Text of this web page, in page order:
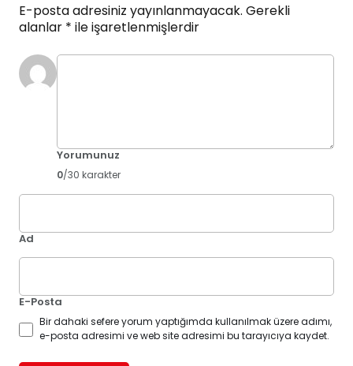
E-posta adresiniz yayınlanmayacak. Gerekli
alanlar * ile işaretlenmişlerdir
Yorumunuz
0/30 karakter
Ad
E-Posta
Bir dahaki sefere yorum yaptığımda kullanılmak üzere adımı,
e-posta adresimi ve web site adresimi bu tarayıcıya kaydet.